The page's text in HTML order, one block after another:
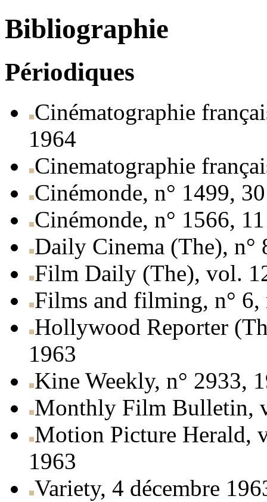
Bibliographie
Périodiques
Cinématographie
1964
Cinematographie
Cinémonde, n° 1499,
Cinémonde, n° 1566,
Daily Cinema (The), n°
Film Daily (The), vol.
Films and filming, n° 6,
Hollywood Reporter
1963
Kine Weekly, n° 2933,
Monthly Film Bulletin,
Motion Picture Herald,
1963
Variety, 4 décembre